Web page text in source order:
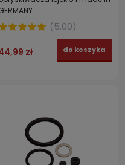
(5.00)
zł do koszyka